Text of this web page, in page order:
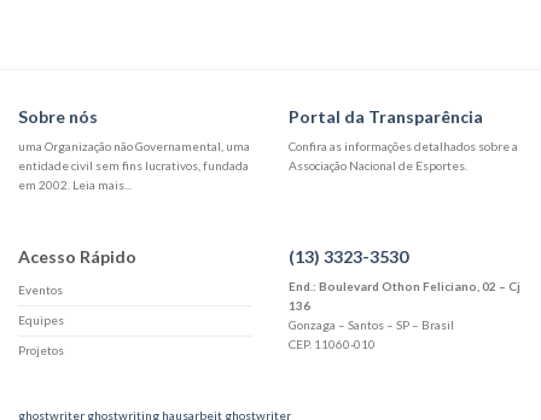
Sobre nós
uma Organização não Governamental, uma
entidade civil sem fins lucrativos, fundada
em 2002. Leia mais...
Portal da Transparência
Confira as informações detalhados sobre a
Associação Nacional de Esportes.
Acesso Rápido
Eventos
Equipes
Projetos
(13) 3323-3530
End.: Boulevard Othon Feliciano, 02 – Cj
136
Gonzaga – Santos – SP – Brasil
CEP. 11060-010
ghostwriter ghostwriting hausarbeit ghostwriter